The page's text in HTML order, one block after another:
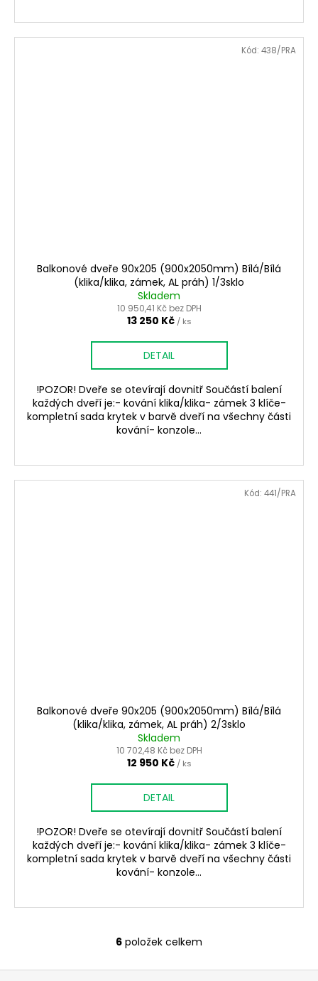
Balkonové dveře 90x205 (900x2050mm) Bílá/Bílá
(klika/klika, zámek, AL práh) 1/3sklo
Skladem
10 950,41 Kč bez DPH
13 250 Kč / ks
DETAIL
!POZOR! Dveře se otevírají dovnitř Součástí balení
každých dveří je:- kování klika/klika- zámek 3 klíče-
kompletní sada krytek v barvě dveří na všechny části
kování- konzole...
Kód: 438/PRA
Balkonové dveře 90x205 (900x2050mm) Bílá/Bílá
(klika/klika, zámek, AL práh) 2/3sklo
Skladem
10 702,48 Kč bez DPH
12 950 Kč / ks
DETAIL
!POZOR! Dveře se otevírají dovnitř Součástí balení
každých dveří je:- kování klika/klika- zámek 3 klíče-
kompletní sada krytek v barvě dveří na všechny části
kování- konzole...
Kód: 441/PRA
O
v
6 položek celkem